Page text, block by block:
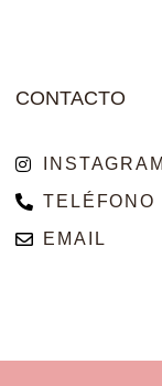
CONTACTO
INSTAGRAM
TELÉFONO
EMAIL